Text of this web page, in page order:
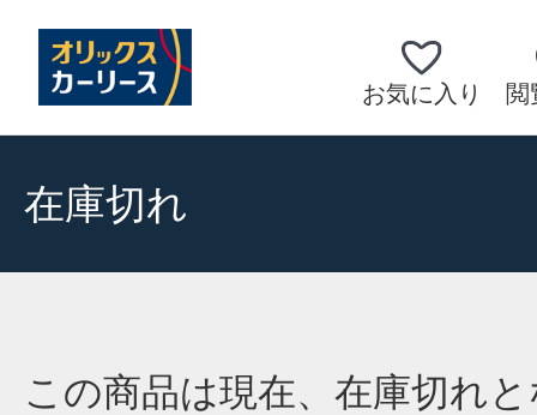
お気に入り 閲
在庫切れ
この商品は現在、在庫切れ